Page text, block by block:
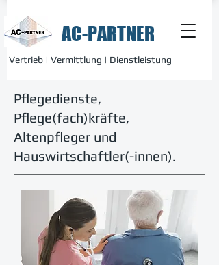
Vertrieb | Vermittlung | Dienstleistung
AC-PARTNER
Pflegedienste,
Pflege(fach)kräfte,
Altenpfleger und
Hauswirtschaftler(-innen).